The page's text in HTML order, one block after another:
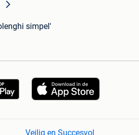
simpel'
Veilig en Succesvol